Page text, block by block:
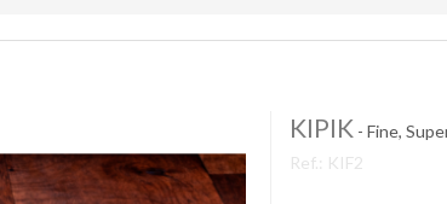
KIPIK - Fine,
Ref.:
KIF2